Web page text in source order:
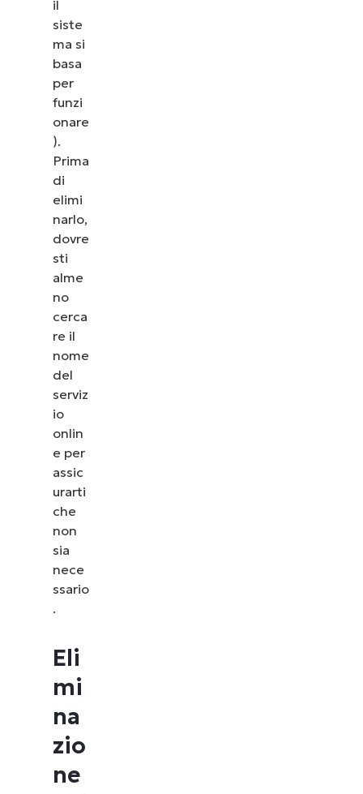
il
siste
ma si
basa
per
funzi
onare
).
Prima
di
elimi
narlo,
dovre
sti
alme
no
cerca
re il
nome
del
serviz
io
onlin
e per
assic
urarti
che
non
sia
nece
ssario
.
Eli
mi
na
zio
ne